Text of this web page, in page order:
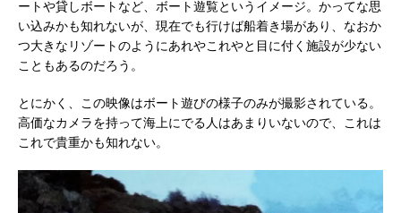
ートや貸しボートなど、ボート遊覧というイメージ。かってな思
い込みかも知れないが、現在でも行けば船着き場があり、なおか
つ大きなリゾートのようにあれやこれやと目に付く施設が少ない
こともあるのだろう。
とにかく、この映像はボート遊びの様子のみが撮影されている。
高価なカメラを持って海上にでる人はあまりいないので、これは
これで貴重かも知れない。